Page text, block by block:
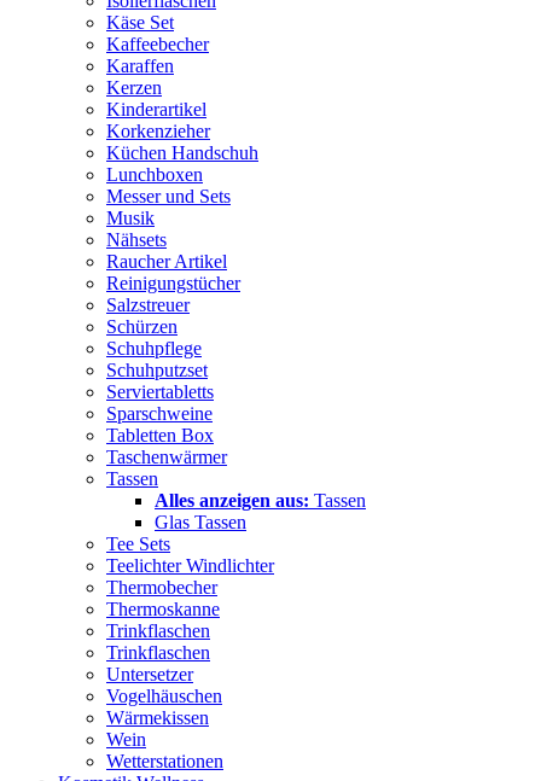
Käse Set
Kaffeebecher
Karaffen
Kerzen
Kinderartikel
Korkenzieher
Küchen Handschuh
Lunchboxen
Messer und Sets
Musik
Nähsets
Raucher Artikel
Reinigungstücher
Salzstreuer
Schürzen
Schuhpflege
Schuhputzset
Serviertabletts
Sparschweine
Tabletten Box
Taschenwärmer
Tassen
Alles anzeigen aus: Tassen
Glas Tassen
Tee Sets
Teelichter Windlichter
Thermobecher
Thermoskanne
Trinkflaschen
Trinkflaschen
Untersetzer
Vogelhäuschen
Wärmekissen
Wein
Wetterstationen